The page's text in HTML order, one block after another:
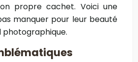
propre cachet. Voici une
manquer pour leur beauté